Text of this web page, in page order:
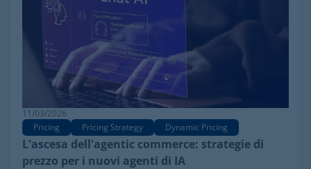
11/03/2026
Pricing
Pricing Strategy Dynamic Pricing
L'ascesa dell'agentic commerce: strategie di
prezzo per i nuovi agenti di IA